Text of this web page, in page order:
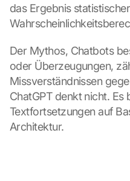
das Ergebnis statistischer
Der Mythos, Chatbots
oder Überzeugungen,
Missverständnissen
ChatGPT denkt nicht.
Textfortsetzungen auf
Architektur.